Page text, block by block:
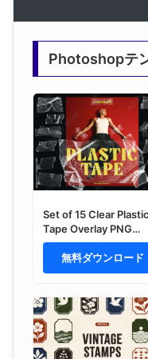
Photoshopテ
Set of 15 Clear Plastic
Tape Overlay PNG
Textures. Graphic
Design Overlay
Elements.
無料ダウンロード